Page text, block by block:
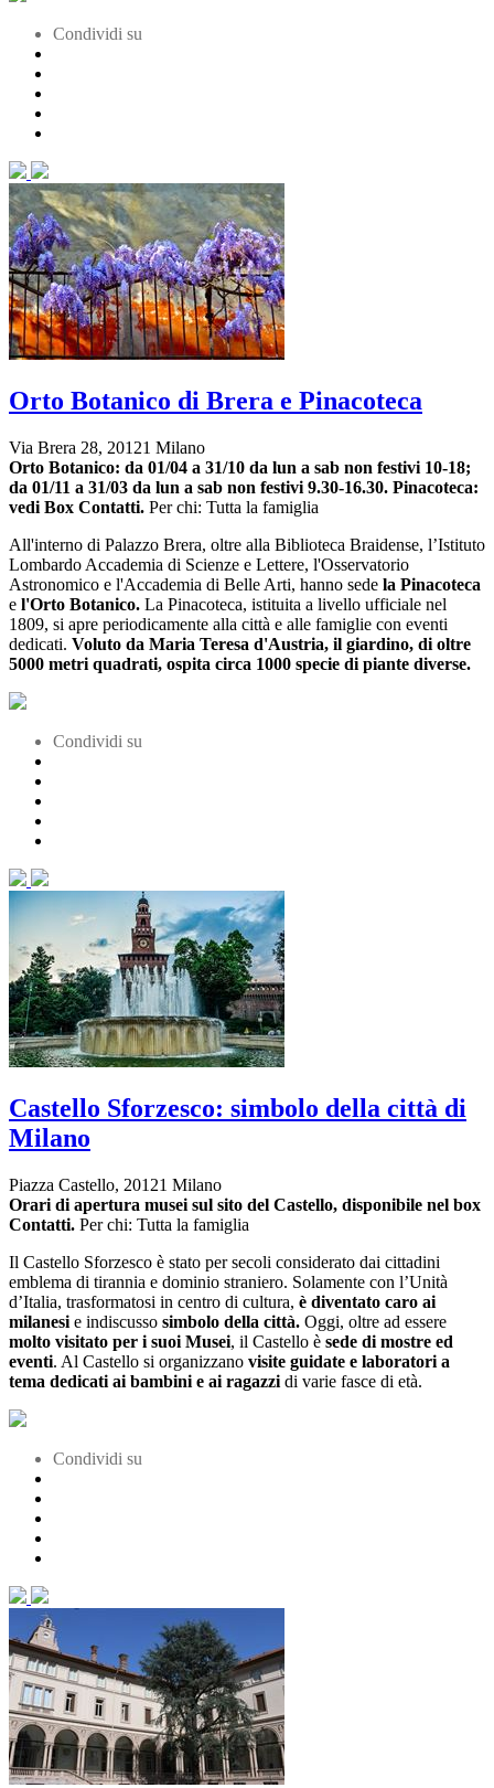
Condividi su
Orto Botanico di Brera e Pinacoteca
Via Brera 28, 20121 Milano
Orto Botanico: da 01/04 a 31/10 da lun a sab non festivi 10-18;
da 01/11 a 31/03 da lun a sab non festivi 9.30-16.30. Pinacoteca:
vedi Box Contatti. Per chi: Tutta la famiglia
All'interno di Palazzo Brera, oltre alla Biblioteca Braidense, l’Istituto
Lombardo Accademia di Scienze e Lettere, l'Osservatorio
Astronomico e l'Accademia di Belle Arti, hanno sede la Pinacoteca
e l'Orto Botanico. La Pinacoteca, istituita a livello ufficiale nel
1809, si apre periodicamente alla città e alle famiglie con eventi
dedicati. Voluto da Maria Teresa d'Austria, il giardino, di oltre
5000 metri quadrati, ospita circa 1000 specie di piante diverse.
Condividi su
Castello Sforzesco: simbolo della città di
Milano
Piazza Castello, 20121 Milano
Orari di apertura musei sul sito del Castello, disponibile nel box
Contatti. Per chi: Tutta la famiglia
Il Castello Sforzesco è stato per secoli considerato dai cittadini
emblema di tirannia e dominio straniero. Solamente con l’Unità
d’Italia, trasformatosi in centro di cultura, è diventato caro ai
milanesi e indiscusso simbolo della città. Oggi, oltre ad essere
molto visitato per i suoi Musei, il Castello è sede di mostre ed
eventi. Al Castello si organizzano visite guidate e laboratori a
tema dedicati ai bambini e ai ragazzi di varie fasce di età.
Condividi su